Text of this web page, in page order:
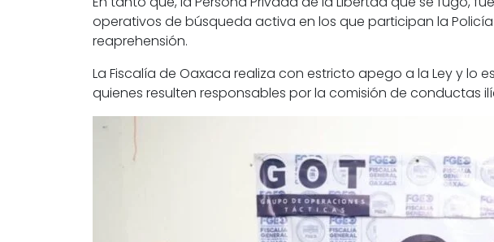
operativos de búsqueda activa en los que participan la
reaprehensión.
La Fiscalía de Oaxaca realiza con estricto apego a la Ley y
quienes resulten responsables por la comisión de conductas